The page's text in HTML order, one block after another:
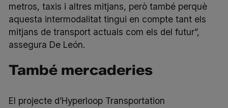
metros, taxis i altres mitjans, però també perquè
aquesta intermodalitat tingui en compte tant els
mitjans de transport actuals com els del futur”,
assegura De León.
També mercaderies
El projecte d’Hyperloop Transportation